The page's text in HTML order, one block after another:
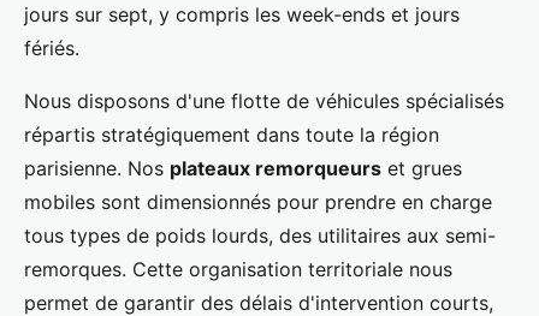
jours sur sept, y compris les week-ends et jours
fériés.
Nous disposons d'une flotte de véhicules spécialisés
répartis stratégiquement dans toute la région
parisienne. Nos plateaux remorqueurs et grues
mobiles sont dimensionnés pour prendre en charge
tous types de poids lourds, des utilitaires aux semi-
remorques. Cette organisation territoriale nous
permet de garantir des délais d'intervention courts,